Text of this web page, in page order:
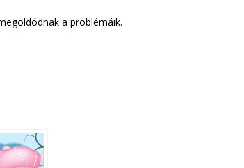
a problémáik.